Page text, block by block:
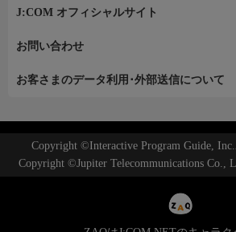
J:COM オフィシャルサイト
お問い合わせ
お客さまのデータ利用･外部送信について
Copyright ©Interactive Program Guide,
Copyright ©Jupiter Telecommunications Co.,